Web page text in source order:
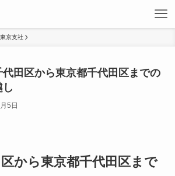
東京支社
代田区から東京都千代田区までの
5日
から東京都千代田区まで